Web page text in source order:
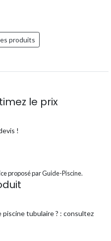
produits
le prix
!
proposé par Guide-Piscine.
tubulaire ? : consultez